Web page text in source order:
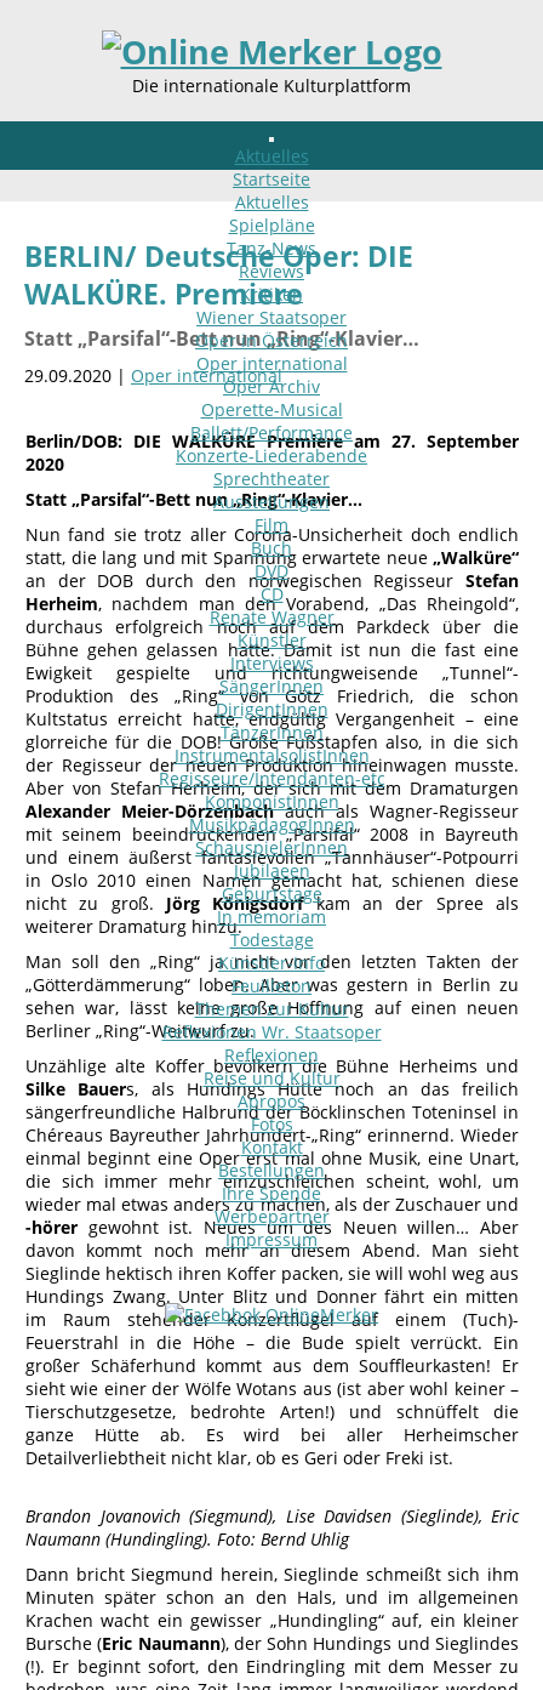
Die internationale Kulturplattform
Aktuelles
Startseite
Aktuelles
Spielpläne
Tanz-News
Reviews
Kritiken
Wiener Staatsoper
Oper in Österreich
Oper international
Oper Archiv
Operette-Musical
Ballett/Performance
Konzerte-Liederabende
Sprechtheater
Ausstellungen
Film
Buch
DVD
CD
Renate Wagner
Künstler
Interviews
SängerInnen
DirigentInnen
TänzerInnen
InstrumentalsolistInnen
Regisseure/Intendanten-etc
KomponistInnen
MusikpädagogInnen
SchauspielerInnen
Jubilaeen
Geburtstage
In memoriam
Todestage
Künstler-Info
Feuilleton
Themen zur Kultur
Reflexionen Wr. Staatsoper
Reflexionen
Reise und Kultur
Apropos
Fotos
Kontakt
Bestellungen
Ihre Spende
Werbepartner
Impressum
BERLIN/ Deutsche Oper: DIE
WALKÜRE. Premiere
Statt „Parsifal“-Bett nun „Ring“-Klavier…
29.09.2020 | Oper international
Berlin/DOB: DIE WALKÜRE Premiere am 27. September
2020
Statt „Parsifal“-Bett nun „Ring“-Klavier…
Nun fand sie trotz aller Corona-Unsicherheit doch endlich
statt, die lang und mit Spannung erwartete neue „Walküre“
an der DOB durch den norwegischen Regisseur Stefan
Herheim, nachdem man den Vorabend, „Das Rheingold“,
durchaus erfolgreich noch auf dem Parkdeck über die
Bühne gehen gelassen hatte. Damit ist nun die fast eine
Ewigkeit gespielte und richtungweisende „Tunnel“-
Produktion des „Ring“ von Götz Friedrich, die schon
Kultstatus erreicht hatte, endgültig Vergangenheit – eine
glorreiche für die DOB! Große Fußstapfen also, in die sich
der Regisseur der neuen Produktion hineinwagen musste.
Aber von Stefan Herheim, der sich mit dem Dramaturgen
Alexander Meier-Dörzenbachauch als Wagner-Regisseur
mit seinem beeindruckenden „Parsifal“ 2008 in Bayreuth
und einem äußerst fantasievollen „Tannhäuser“-Potpourri
in Oslo 2010 einen Namen gemacht hat, schienen diese
nicht zu groß. Jörg Königsdorfkam an der Spree als
weiterer Dramaturg hinzu.
Man soll den „Ring“ ja nicht vor den letzten Takten der
„Götterdämmerung“ loben. Aber was gestern in Berlin zu
sehen war, lässt keine große Hoffnung auf einen neuen
Berliner „Ring“-Weitwurf zu.
Unzählige alte Koffer bevölkern die Bühne Herheims und
Silke Bauers, als Hundings Hütte noch an das freilich
sängerfreundliche Halbrund der Böcklinschen Toteninsel in
Chéreaus Bayreuther Jahrhundert-„Ring“ erinnernd. Wieder
einmal beginnt eine Oper erst mal ohne Musik, eine Unart,
die sich immer mehr einzuschleichen scheint, wohl, um
wieder mal etwas anders zu machen, als der Zuschauer und
-hörer gewohnt ist. Neues um des Neuen willen… Aber
davon kommt noch mehr an diesem Abend. Man sieht
Sieglinde hektisch ihren Koffer packen, sie will wohl weg aus
Hundings Zwang. Unter Blitz und Donner fährt ein mitten
im Raum stehender Konzertflügel auf einem (Tuch)-
Feuerstrahl in die Höhe – die Bude spielt verrückt. Ein
großer Schäferhund kommt aus dem Souffleurkasten! Er
sieht wie einer der Wölfe Wotans aus (ist aber wohl keiner –
Tierschutzgesetze, bedrohte Arten!) und schnüffelt die
ganze Hütte ab. Es wird bei aller Herheimscher
Detailverliebtheit nicht klar, ob es Geri oder Freki ist.
Brandon Jovanovich (Siegmund), Lise Davidsen (Sieglinde), Eric
Naumann (Hundingling). Foto: Bernd Uhlig
Dann bricht Siegmund herein, Sieglinde schmeißt sich ihm
Minuten später schon an den Hals, und im allgemeinen
Krachen wacht ein gewisser „Hundingling“ auf, ein kleiner
Bursche (Eric Naumann), der Sohn Hundings und Sieglindes
(!). Er beginnt sofort, den Eindringling mit dem Messer zu